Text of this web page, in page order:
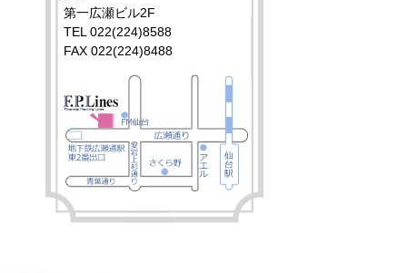
第一広瀬ビル2F
TEL 022(224)8588
FAX 022(224)8488